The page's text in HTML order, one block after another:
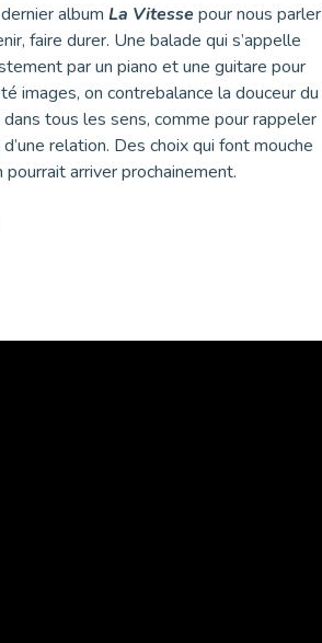
album La Vitessepour nous parler
faire durer. Une balade qui s’appelle
par un piano et une guitare pour
images, on contrebalance la douceur du
tous les sens, comme pour rappeler
relation. Des choix qui font mouche
arriver prochainement.